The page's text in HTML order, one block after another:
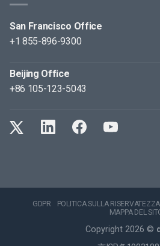
San Francisco Office
+1 855-896-9300
Beijing Office
+86 105-123-5043
GDPR POLITICA SULLA RISERVATEZZA
MAPPA DEL
Copyright 2026 ©